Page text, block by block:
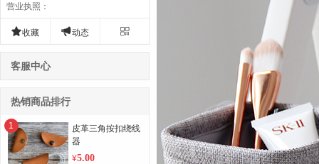
营业执照 ：
收藏 动态 
客服中心
热销商品排行
1
皮革三角按扣绕线
器
¥5.00